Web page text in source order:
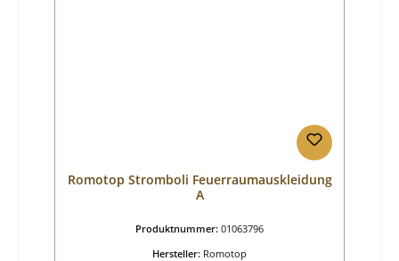
Romotop Stromboli Feuerraumauskleidung
A
Produktnummer: 01063796
Hersteller: Romotop